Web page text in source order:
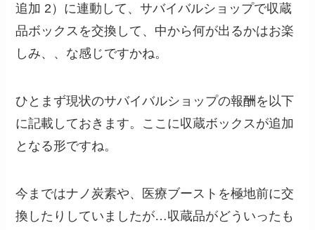
追加 2）に連動して、サバイバルショップで収蔵
品ボックスを交換して、中から何が出るかはお楽
しみ、、な感じですかね。
ひとまず現状のサバイバルショップの報酬を以下
に記載しておきます。ここに収蔵ボックスが追加
となる形ですね。
今まではナノ炭素や、医療ブーストを極地前に交
換したりしていましたが…収蔵品がどういったも